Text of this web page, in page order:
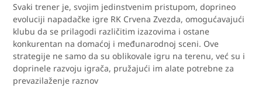
Svaki trener je, svojim jedinstvenim pristupom, doprineo
evoluciji napadačke igre RK Crvena Zvezda, omogućavajući
klubu da se prilagodi različitim izazovima i ostane
konkurentan na domaćoj i međunarodnoj sceni. Ove
strategije ne samo da su oblikovale igru na terenu, već su i
doprinele razvoju igrača, pružajući im alate potrebne za
prevazilaženje raznov